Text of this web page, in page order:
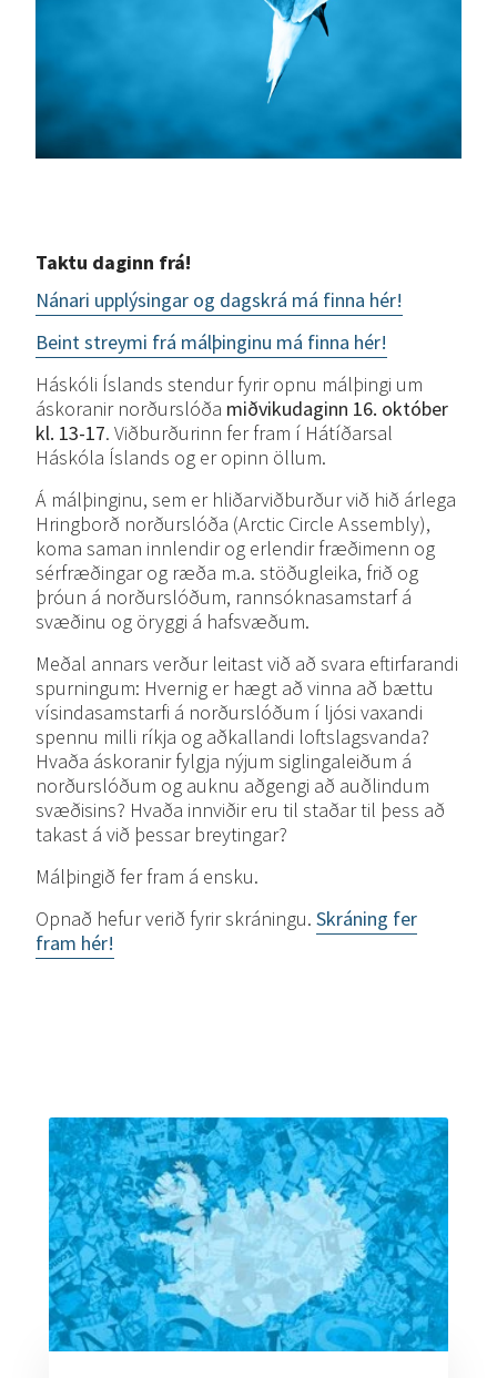
Taktu daginn frá!
Nánari upplýsingar og dagskrá má finna hér!
Beint streymi frá málþinginu má finna hér!
Háskóli Íslands stendur fyrir opnu málþingi um
áskoranir norðurslóða miðvikudaginn 16. október
kl. 13-17. Viðburðurinn fer fram í Hátíðarsal
Háskóla Íslands og er opinn öllum.
Á málþinginu, sem er hliðarviðburður við hið árlega
Hringborð norðurslóða (Arctic Circle Assembly),
koma saman innlendir og erlendir fræðimenn og
sérfræðingar og ræða m.a. stöðugleika, frið og
þróun á norðurslóðum, rannsóknasamstarf á
svæðinu og öryggi á hafsvæðum.
Meðal annars verður leitast við að svara eftirfarandi
spurningum: Hvernig er hægt að vinna að bættu
vísindasamstarfi á norðurslóðum í ljósi vaxandi
spennu milli ríkja og aðkallandi loftslagsvanda?
Hvaða áskoranir fylgja nýjum siglingaleiðum á
norðurslóðum og auknu aðgengi að auðlindum
svæðisins? Hvaða innviðir eru til staðar til þess að
takast á við þessar breytingar?
Málþingið fer fram á ensku.
Opnað hefur verið fyrir skráningu.Skráning fer
fram hér!